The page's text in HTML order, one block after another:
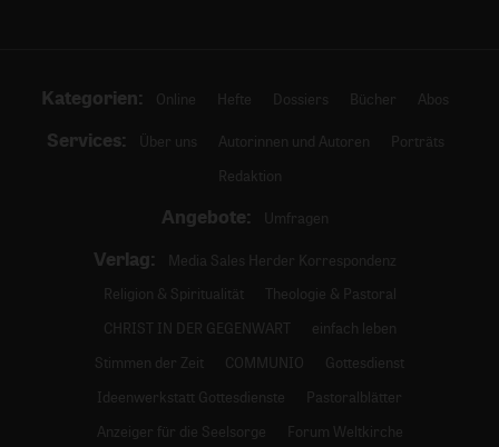
Kategorien: Online Hefte Dossiers Bücher Abos
Services: Über uns Autorinnen und Autoren
Porträts
Redaktion
Angebote: Umfragen
Verlag:
Media Sales Herder Korrespondenz
Religion & Spiritualität
Theologie & Pastoral
CHRIST IN DER GEGENWART
einfach leben
Stimmen der Zeit
COMMUNIO
Gottesdienst
Ideenwerkstatt Gottesdienste
Pastoralblätter
Anzeiger für die Seelsorge
Forum Weltkirche